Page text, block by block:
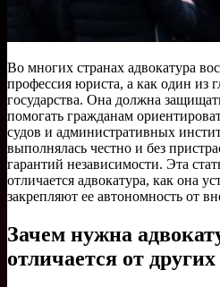
Во многих странах адвокатура
профессия юриста, а как один из
государства. Она должна
помогать гражданам
судов и административных
выполнялась честно и без
гарантий независимости. Эта
отличается адвокатура, как она
закрепляют ее автономность от
Зачем нужна
отличается от